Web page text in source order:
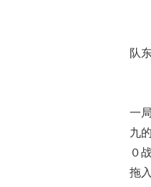
本
队
当
一
九
０
拖